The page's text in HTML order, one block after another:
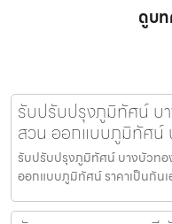
ดูบ
รับปรับปรุงภูมิทัศน์ บ
สวน ออกแบบภูมิทัศน์
รับปรับปรุงภูมิทัศน์ บางบัวท
ออกแบบภูมิทัศน์ ราคาเป็นกัน